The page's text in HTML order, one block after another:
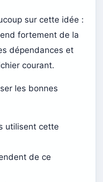
sur cette idée :
fortement de la
dépendances et
courant.
les bonnes
utilisent cette
de ce